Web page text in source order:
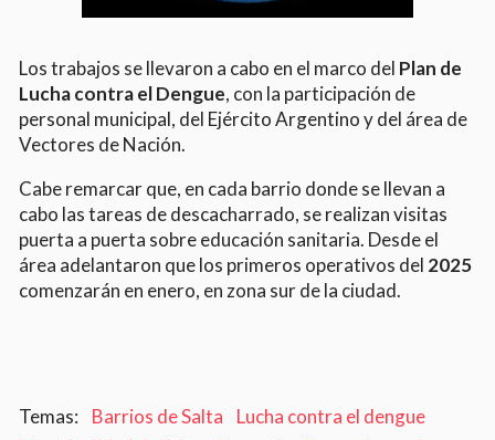
Los trabajos se llevaron a cabo en el marco del Plan de
Lucha contra el Dengue, con la participación de
personal municipal, del Ejército Argentino y del área de
Vectores de Nación.
Cabe remarcar que, en cada barrio donde se llevan a
cabo las tareas de descacharrado, se realizan visitas
puerta a puerta sobre educación sanitaria. Desde el
área adelantaron que los primeros operativos del 2025
comenzarán en enero, en zona sur de la ciudad.
Barrios de Salta
Lucha contra el dengue